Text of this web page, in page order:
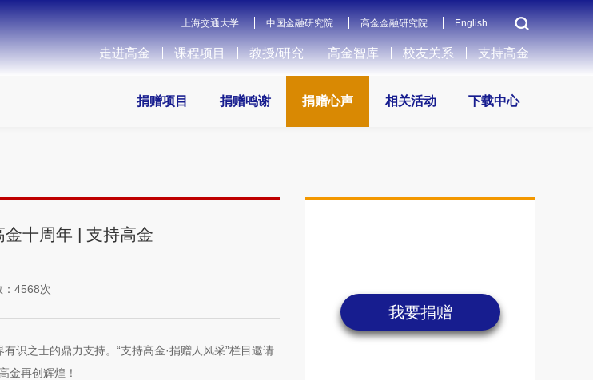
上海交通大学 中国金融研究院 高金金融研究院 English
走进高金 课程项目 教授/研究 高金智库 校友关系 支持高金
捐赠项目 捐赠鸣谢 捐赠心声 相关活动 下载中心
十周年 | 支持高金
：4568次
识之士的鼎力支持。“支持高金·捐赠人风采”栏目邀请
金再创辉煌！
我要捐赠